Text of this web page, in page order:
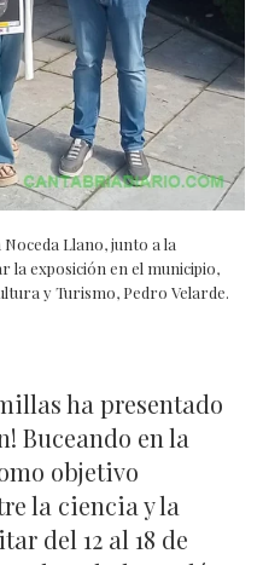
Llano, junto a la
la exposición en el municipio,
y Turismo, Pedro Velarde.
ha presentado
Buceando en la
objetivo
la ciencia y la
del 12 al 18 de